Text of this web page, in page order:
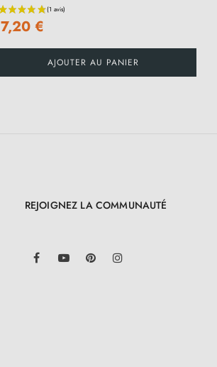
7,20 €
AJOUTER AU PANIER
REJOIGNEZ LA COMMUNAUTÉ
FacebookYouTube Pinterest